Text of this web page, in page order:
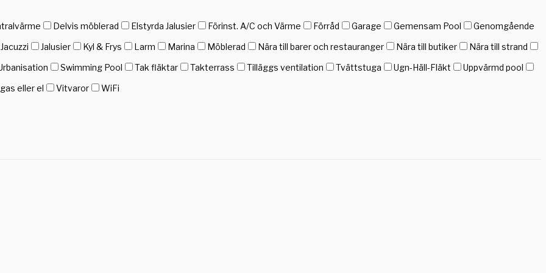
Delvis möblerad Elstyrda Jalusier Förinst. A/C och Värme Förråd Garage Gemensam Pool
Genomgående
Jacuzzi
Jalusier Kyl & Frys Larm Marina Möblerad Nära till barer och restauranger Nära till butiker
Nära till strand
Swimming Pool Tak fläktar Takterrass Tilläggs ventilation Tvättstuga Ugn-Häll-Fläkt
Uppvärmd pool
eller el
Vitvaror WiFi